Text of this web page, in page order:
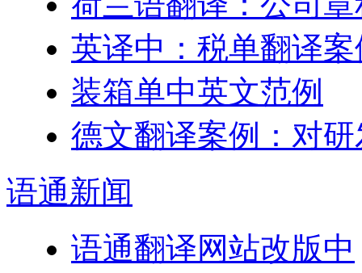
英译中：税单翻译案
装箱单中英文范例
德文翻译案例：对
语通新闻
语通翻译网站改版中